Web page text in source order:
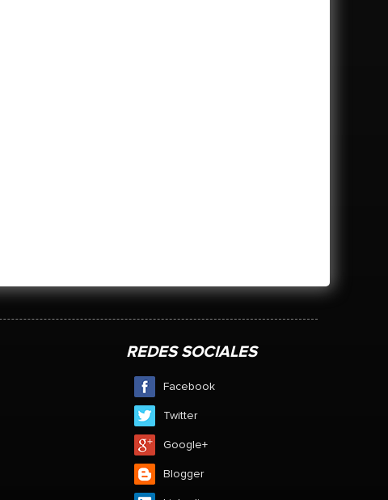
REDES SOCIALES
Facebook
Twitter
Google+
Blogger